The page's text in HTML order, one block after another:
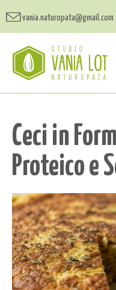
vania.naturopata@gmail.com
Ceci in
Proteico e